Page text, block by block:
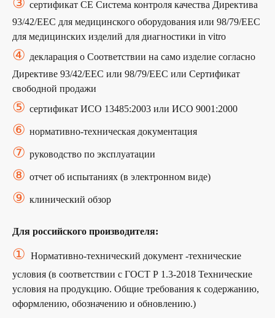
сертификат СЕ Система контроля качества Директива
93/42/EEC для медицинского оборудования или 98/79/EEC
для медицинских изделий для диагностики in vitro
④ декларация о Соответствии на само изделие согласно
Директиве 93/42/EEC или 98/79/EEC или Сертификат
свободной продажи
⑤ сертификат ИСО 13485:2003 или ИСО 9001:2000
⑥ нормативно-техническая документация
⑦ руководство по эксплуатации
⑧ отчет об испытаниях (в электронном виде)
⑨ клинический обзор
Для российского производителя:
① Нормативно-технический документ -технические
условия (в соответствии с ГОСТ Р 1.3-2018 Технические
условия на продукцию. Общие требования к содержанию,
оформлению, обозначению и обновлению.)